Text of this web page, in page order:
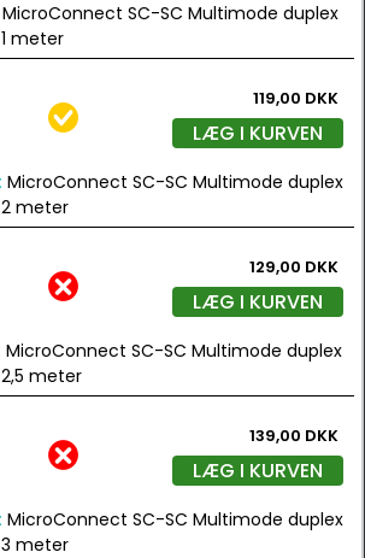
MicroConnect SC-SC Multimode duplex
meter
119,00 DKK
LÆG I KURVEN
MicroConnect SC-SC Multimode duplex
meter
129,00 DKK
LÆG I KURVEN
MicroConnect SC-SC Multimode duplex
meter
139,00 DKK
LÆG I KURVEN
MicroConnect SC-SC Multimode duplex
meter